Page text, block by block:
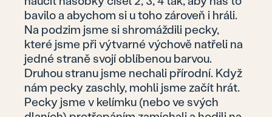
bavilo a abychom si u toho zároveň i hráli.
Na podzim jsme si shromáždili pecky,
které jsme při výtvarné výchově natřeli na
jedné straně svojí oblíbenou barvou.
Druhou stranu jsme nechali přírodní. Když
nám pecky zaschly, mohli jsme začít hrát.
Pecky jsme v kelímku (nebo ve svých